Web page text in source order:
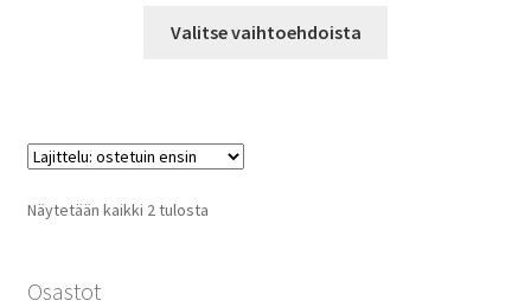
-
Valitse vaihtoehdoista
Näytetään kaikki 2 tulostaSuosituimmat
Osastot